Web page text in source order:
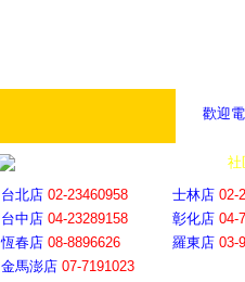
歡迎
社
台北店 02-23460958 士林店 02-
台中店 04-23289158 彰化店 04-
恆春店 08-8896626 羅東店 03-
金馬澎店 07-7191023